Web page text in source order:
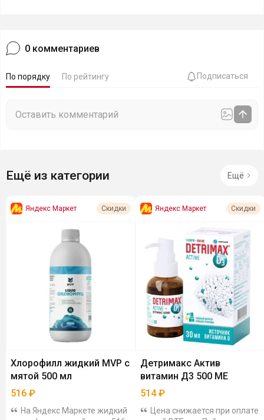
0 комментариев
По порядку По рейтингу Подписаться
Ещё из категории Ещё
Яндекс Маркет Скидки
Хлорофилл жидкий MVP с
мятой 500 мл
516 ₽
На Яндекс Маркете жидкий
Яндекс Маркет Скидки
Детримакс Актив
витамин Д3 500 МЕ
514₽
Цена снижается при оплате